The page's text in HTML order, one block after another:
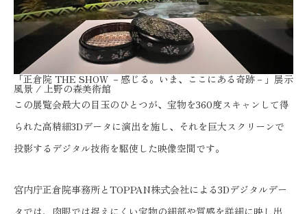
「正倉院 THE SHOW －感じる。いま、ここにある奇跡－」展示
風景 / 上野の森美術館
この展覧会最大の目玉のひとつが、宝物を360度スキャンして得
られた高精細3Dデータに演出を施し、それを巨大スクリーンで
投影するデジタル技術を駆使した映像空間です。
宮内庁正倉院事務所とTOPPAN株式会社による3Dデジタルデー
タでは、肉眼では捉えにくい宝物の細部や質感を詳細に映し出